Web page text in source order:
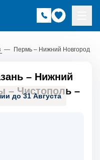
— Пермь – Нижний Новгород
до 31 Августа
– Нижний
– Чистополь –